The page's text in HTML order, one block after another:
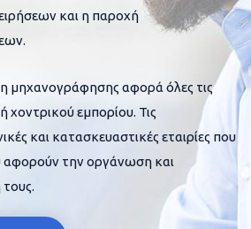
και η παροχή
μηχανογράφησης αφορά όλες τις
χοντρικού εμπορίου. Τις
και κατασκευαστικές εταιρίες που
αφορούν την οργάνωση και